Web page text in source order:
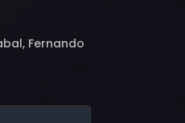
Fernando
Attanasio,
Mele, Piero